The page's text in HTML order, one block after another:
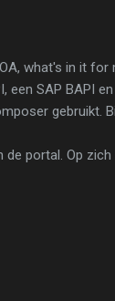
what's in it
een SAP BAPI
gebruikt.
portal. Op